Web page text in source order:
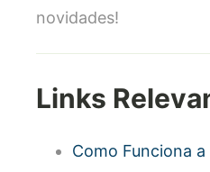
novidades!
Links
Como Funciona